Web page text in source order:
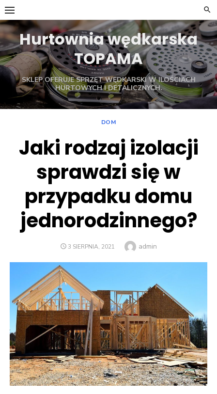
Skip
to
contentHurtownia wędkarska
TOPAMA
SKLEP OFERUJE SPRZĘT WĘDKARSKI W ILOŚCIACH
HURTOWYCH I DETALICZNYCH.
DOM
Jaki rodzaj izolacji
sprawdzi się w
przypadku domu
jednorodzinnego?
POSTED
3 SIERPNIA, 2021 Author
admin